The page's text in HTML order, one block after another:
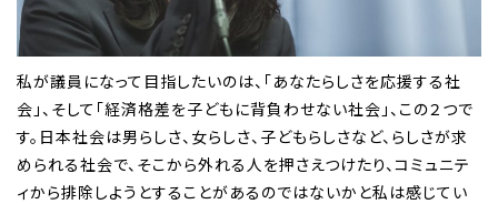
私が議員になって目指したいのは、「あなたらしさを応援する社
会」、そして「経済格差を子どもに背負わせない社会」、この２つで
す。日本社会は男らしさ、女らしさ、子どもらしさなど、らしさが求
められる社会で、そこから外れる人を押さえつけたり、コミュニテ
ィから排除しようとすることがあるのではないかと私は感じてい